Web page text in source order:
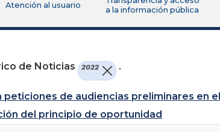
Atención al usuario
a la información pública
de Noticias 2022 .
de audiencias preliminares en
del principio de oportunidad